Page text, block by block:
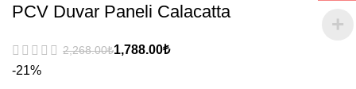
PCV Duvar Paneli Calacatta
₺
₺
-21%